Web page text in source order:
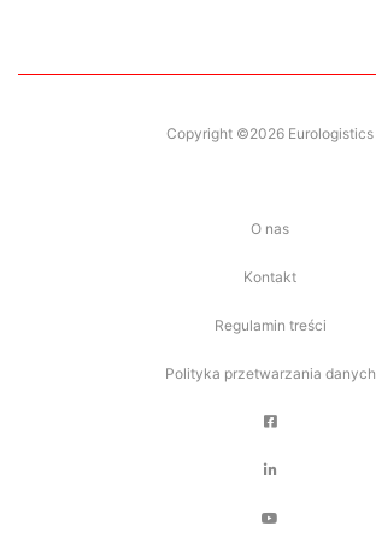
Copyright ©2026 Eurologistics
O nas
Kontakt
Regulamin treści
Polityka przetwarzania danych